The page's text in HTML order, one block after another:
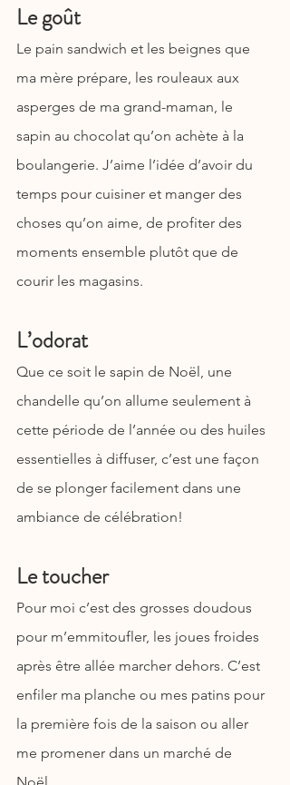
Le goût
Le pain sandwich et les beignes que
ma mère prépare, les rouleaux aux
asperges de ma grand-maman, le
sapin au chocolat qu’on achète à la
boulangerie. J’aime l’idée d’avoir du
temps pour cuisiner et manger des
choses qu’on aime, de profiter des
moments ensemble plutôt que de
courir les magasins.
L’odorat
Que ce soit le sapin de Noël, une
chandelle qu’on allume seulement à
cette période de l’année ou des huiles
essentielles à diffuser, c’est une façon
de se plonger facilement dans une
ambiance de célébration!
Le toucher
Pour moi c’est des grosses doudous
pour m’emmitoufler, les joues froides
après être allée marcher dehors. C’est
enfiler ma planche ou mes patins pour
la première fois de la saison ou aller
me promener dans un marché de